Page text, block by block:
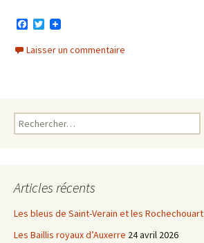
c
e
T
i
t
Laisser un commentaire
Rechercher :
Articles récents
Les bleus de Saint-Verain et les Rochechouart
Les Baillis royaux d’Auxerre 24 avril 2026